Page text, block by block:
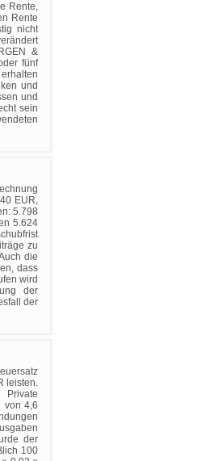
Rente,
Rente
nicht
&
fünf
und
und
sein
EUR,
5.798
5.624
zu
die
dass
wird
der
der
leisten.
von 4,6
der
100